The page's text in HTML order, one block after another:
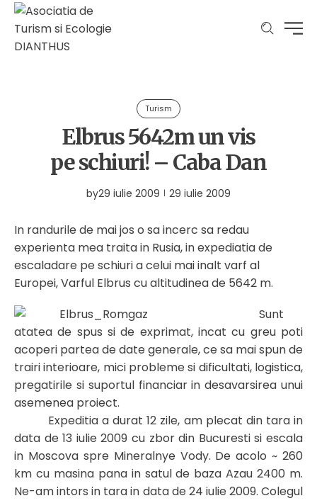
Turism
Elbrus 5642m un vis
pe schiuri! – Caba Dan
by29 iulie 2009 29 iulie 2009
In randurile de mai jos o sa incerc sa redau
experienta mea traita in Rusia, in expediatia de
escaladare pe schiuri a celui mai inalt varf al
Europei, Varful Elbrus cu altitudinea de 5642 m.
Sunt
atatea de spus si de exprimat, incat cu greu poti
acoperi partea de date generale, ce sa mai spun de
trairi interioare, mici probleme si dificultati, logistica,
pregatirile si suportul financiar in desavarsirea unui
asemenea proiect.
Expeditia a durat 12 zile, am plecat din tara in
data de 13 iulie 2009 cu zbor din Bucuresti si escala
in Moscova spre Mineralnye Vody. De acolo ~ 260
km cu masina pana in satul de baza Azau 2400 m.
Ne-am intors in tara in data de 24 iulie 2009. Colegul